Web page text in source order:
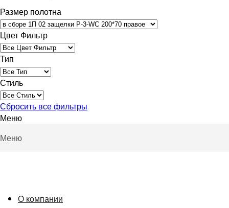
Размер полотна
Цвет Фильтр
Тип
Стиль
Сбросить все фильтры
Меню
Меню
О компании